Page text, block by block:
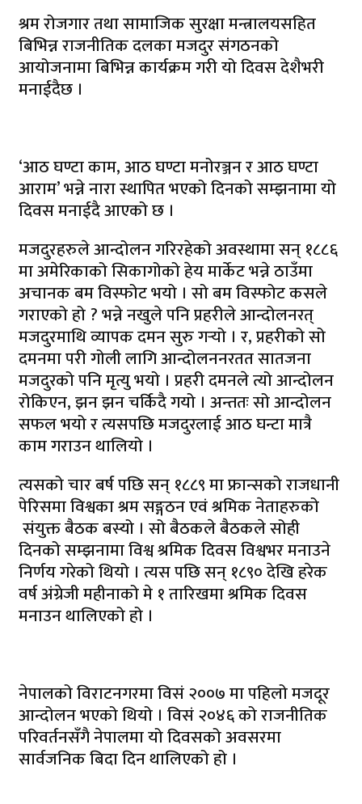
श्रम रोजगार तथा सामाजिक सुरक्षा मन्त्रालयसहित
बिभिन्न राजनीतिक दलका मजदुर संगठनको
आयोजनामा बिभिन्न कार्यक्रम गरी यो दिवस देशैभरी
मनाईदैछ ।
‘आठ घण्टा काम, आठ घण्टा मनोरञ्जन र आठ घण्टा
आराम’ भन्ने नारा स्थापित भएको दिनको सम्झनामा यो
दिवस मनाईदै आएको छ ।
मजदुरहरुले आन्दोलन गरिरहेको अवस्थामा सन् १८८६
मा अमेरिकाको सिकागोको हेय मार्केट भन्ने ठाउँमा
अचानक बम विस्फोट भयो । सो बम विस्फोट कसले
गराएको हो ? भन्ने नखुले पनि प्रहरीले आन्दोलनरत्
मजदुरमाथि व्यापक दमन सुरु गर्‍यो । र, प्रहरीको सो
दमनमा परी गोली लागि आन्दोलननरतत सातजना
मजदुरको पनि मृत्यु भयो । प्रहरी दमनले त्यो आन्दोलन
रोकिएन, झन झन चर्किदै गयो । अन्ततः सो आन्दोलन
सफल भयो र त्यसपछि मजदुरलाई आठ घन्टा मात्रै
काम गराउन थालियो ।
त्यसको चार बर्ष पछि सन् १८८९ मा फ्रान्सको राजधानी
पेरिसमा विश्वका श्रम सङ्गठन एवं श्रमिक नेताहरुको
संयुक्त बैठक बस्यो । सो बैठकले बैठकले सोही
दिनको सम्झनामा विश्व श्रमिक दिवस विश्वभर मनाउने
निर्णय गरेको थियो । त्यस पछि सन् १८९० देखि हरेक
वर्ष अंग्रेजी महीनाको मे १ तारिखमा श्रमिक दिवस
मनाउन थालिएको हो ।
नेपालको विराटनगरमा विसं २००७ मा पहिलो मजदूर
आन्दोलन भएको थियो । विसं २०४६ को राजनीतिक
परिवर्तनसँगै नेपालमा यो दिवसको अवसरमा
सार्वजनिक बिदा दिन थालिएको हो ।